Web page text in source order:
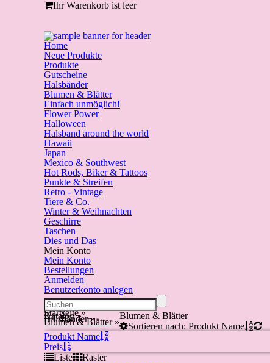
Ihr Warenkorb ist leer
Home
Neue Produkte
Produkte
Gutscheine
Halsbänder
Blumen & Blätter
Einfach unmöglich!
Flower Power
Halloween
Halsband around the world
Hawaii
Japan
Mexico & Southwest
Hot Rods, Biker & Tattoos
Punkte & Streifen
Retro - Vintage
Tiere & Co.
Winter & Weihnachten
Geschirre
Taschen
Dies und Das
Mein Konto
Mein Konto
Bestellungen
Anmelden
Benutzerkonto anlegen
Startseite »
Katalog »
Halsbänder »
Blumen & Blätter »
Blumen & Blätter
Sortieren nach: Produkt Name
Produkt Name
Preis
Liste
Raster